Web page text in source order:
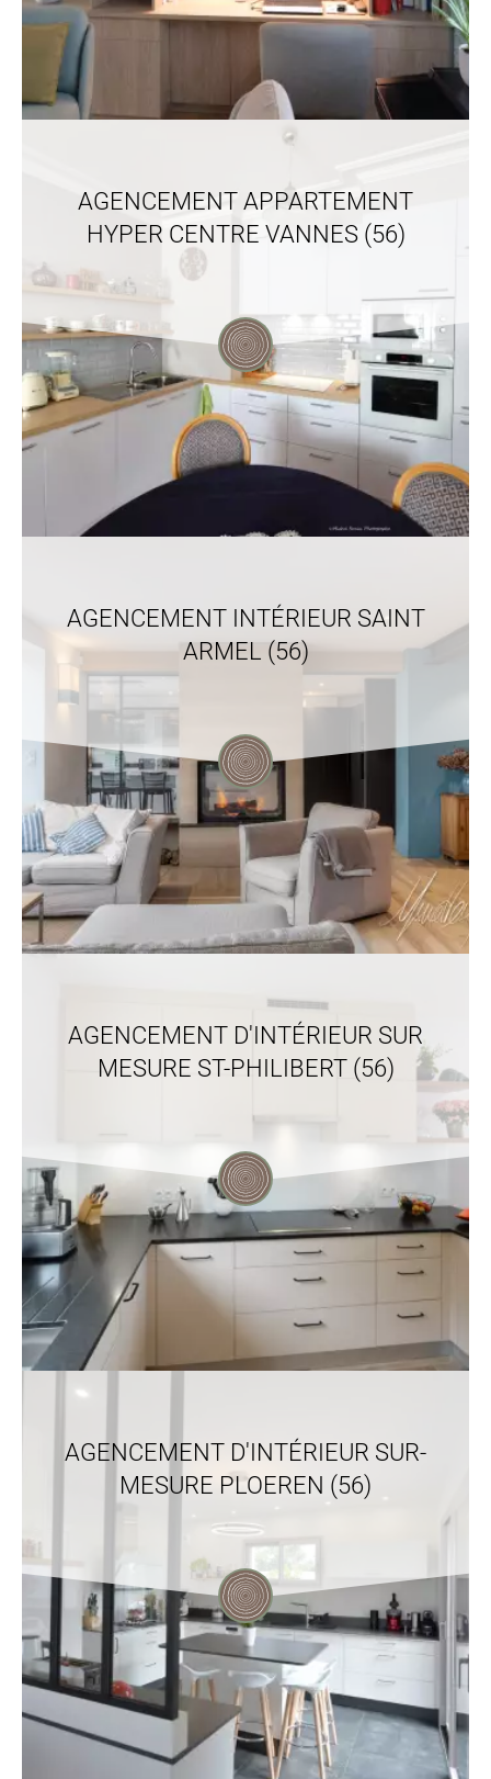
AGENCEMENT APPARTEMENT
HYPER CENTRE VANNES (56)
AGENCEMENT INTÉRIEUR SAINT
ARMEL (56)
AGENCEMENT D'INTÉRIEUR SUR
MESURE ST-PHILIBERT (56)
AGENCEMENT D'INTÉRIEUR SUR-
MESURE PLOEREN (56)